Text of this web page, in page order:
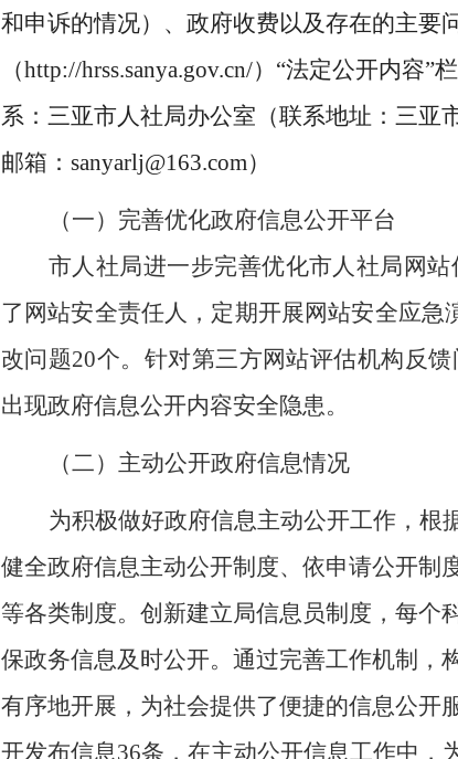
和申诉的情况）、政府收费以及存在的主要
（http://hrss.sanya.gov.cn/）“法定公开内容
系：三亚市人社局办公室（联系地址：三亚
邮箱：sanyarlj@163.com）
（一）完善优化政府信息公开平台
市人社局进一步完善优化市人社局网
了网站安全责任人，定期开展网站安全应急
改问题20个。针对第三方网站评估机构反
出现政府信息公开内容安全隐患。
（二）主动公开政府信息情况
为积极做好政府信息主动公开工作，根
健全政府信息主动公开制度、依申请公开制
等各类制度。创新建立局信息员制度，每个
保政务信息及时公开。通过完善工作机制，
有序地开展，为社会提供了便捷的信息公开服
开发布信息36条，在主动公开信息工作中